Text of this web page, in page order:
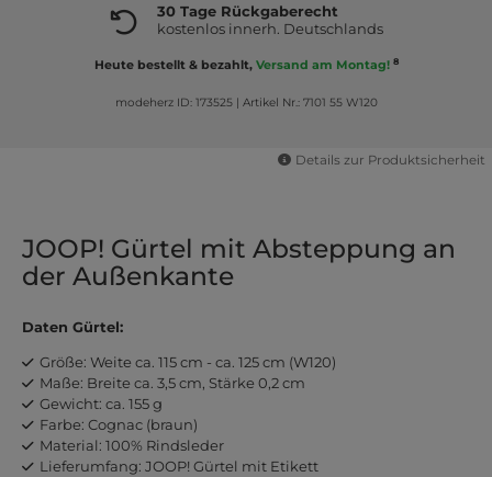
30 Tage Rückgaberecht
kostenlos innerh. Deutschlands
Heute bestellt & bezahlt, Versand am Montag! 8
modeherz ID: 173525| Artikel Nr.: 7101 55 W120
Details zur Produktsicherheit
JOOP! Gürtel mit Absteppung an
der Außenkante
Daten Gürtel:
Größe: Weite ca. 115 cm - ca. 125 cm (W120)
Maße: Breite ca. 3,5 cm, Stärke 0,2 cm
Gewicht: ca. 155 g
Farbe: Cognac (braun)
Material: 100% Rindsleder
Lieferumfang: JOOP! Gürtel mit Etikett